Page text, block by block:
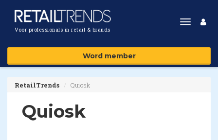
Voor professionals in retail & brands
Toggle
Word member
RetailTrends Quiosk
Quiosk